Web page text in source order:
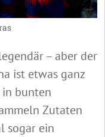
– aber der
ist etwas ganz
in bunten
Zutaten
sogar ein